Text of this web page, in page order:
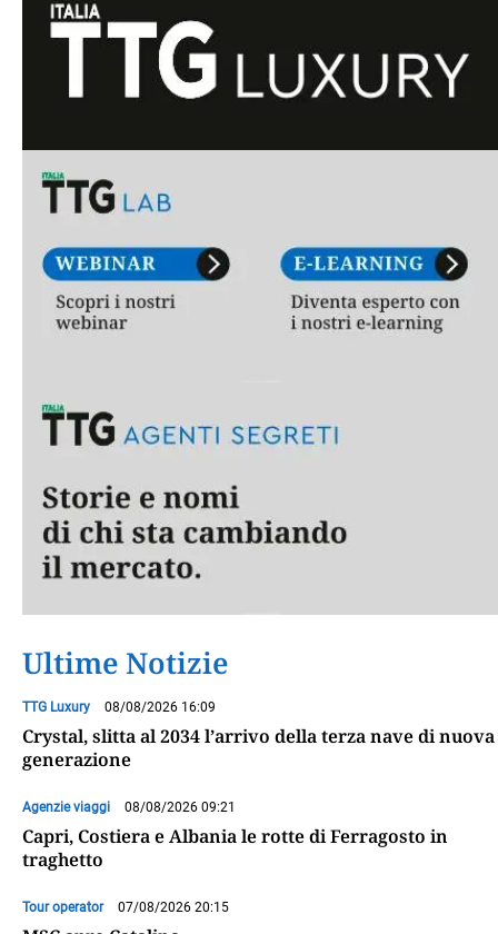
Ultime Notizie
TTG Luxury 08/08/2026 16:09
Crystal, slitta al 2034 l’arrivo della terza nave di nuova
generazione
Agenzie viaggi 08/08/2026 09:21
Capri, Costiera e Albania le rotte di Ferragosto in
traghetto
Tour operator 07/08/2026 20:15